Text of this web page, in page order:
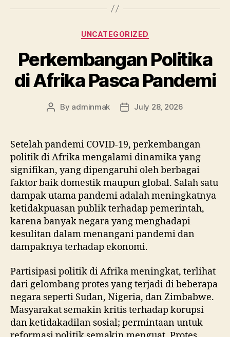
Categories
UNCATEGORIZED
Perkembangan Politika
di Afrika Pasca Pandemi
Post
By adminmak
PostJuly 28, 2026
Setelah pandemi COVID-19, perkembangan
politik di Afrika mengalami dinamika yang
signifikan, yang dipengaruhi oleh berbagai
faktor baik domestik maupun global. Salah satu
dampak utama pandemi adalah meningkatnya
ketidakpuasan publik terhadap pemerintah,
karena banyak negara yang menghadapi
kesulitan dalam menangani pandemi dan
dampaknya terhadap ekonomi.
Partisipasi politik di Afrika meningkat, terlihat
dari gelombang protes yang terjadi di beberapa
negara seperti Sudan, Nigeria, dan Zimbabwe.
Masyarakat semakin kritis terhadap korupsi
dan ketidakadilan sosial; permintaan untuk